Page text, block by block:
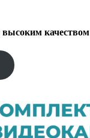
качеством